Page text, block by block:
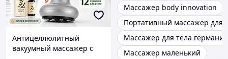
Антицеллюлитный
вакуумный массажер с
Массажер body innovation
Портативный массажер для
Массажер для тела германия
Массажер маленький